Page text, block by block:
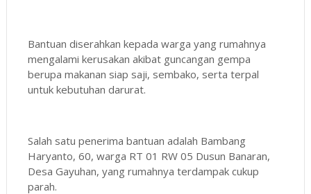
Bantuan diserahkan kepada warga yang rumahnya
mengalami kerusakan akibat guncangan gempa
berupa makanan siap saji, sembako, serta terpal
untuk kebutuhan darurat.
Salah satu penerima bantuan adalah Bambang
Haryanto, 60, warga RT 01 RW 05 Dusun Banaran,
Desa Gayuhan, yang rumahnya terdampak cukup
parah.